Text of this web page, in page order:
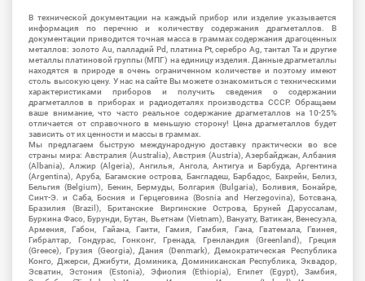
В технической документации на каждый прибор или изделие указывается
информация по перечню и количеству содержания драгметаллов. В
документации приводится точная масса в граммах содержания драгоценных
металлов: золото Au, палладий Pd, платина Pt, серебро Ag, тантал Ta и другие
металлы платиновой группы (МПГ) на единицу изделия. Данные драгметаллы
находятся в природе в очень ограниченном количестве и поэтому имеют
столь высокую цену. У нас на сайте Вы можете ознакомиться с техническими
характеристиками приборов и получить сведения о содержании
драгметаллов в приборах и радиодеталях производства СССР. Обращаем
ваше внимание, что часто реальное содержание драгметаллов на 10-25%
отличается от справочного в меньшую сторону! Цена драгметаллов будет
зависить от их ценности и массы в граммах.
Мы предлагаем быструю международную доставку практически во все
страны мира: Австралия (Australia), Австрия (Austria), Азербайджан, Албания
(Albania), Алжир (Algeria), Ангилья, Ангола, Антигуа и Барбуда, Аргентина
(Argentina), Аруба, Багамские острова, Бангладеш, Барбадос, Бахрейн, Белиз,
Бельгия (Belgium), Бенин, Бермуды, Болгария (Bulgaria), Боливия, Бонайре,
Синт-Э. и Саба, Босния и Герцеговина (Bosnia and Herzegovina), Ботсвана,
Бразилия (Brazil), Британские Виргинские Острова, Бруней Даруссалам,
Буркина Фасо, Бурунди, Бутан, Вьетнам (Vietnam), Вануату, Ватикан, Венесуэла,
Армения, Габон, Гайана, Гаити, Гамия, Гамбия, Гана, Гватемала, Гвинея,
Гибралтар, Гондурас, Гонконг, Гренада, Гренландия (Greenland), Греция
(Greece), Грузия (Georgia), Дания (Denmark), Демократическая Республика
Конго, Джерси, Джибути, Доминика, Доминиканская Республика, Эквадор,
Эсватин, Эстония (Estonia), Эфиопия (Ethiopia), Египет (Egypt), Замбия,